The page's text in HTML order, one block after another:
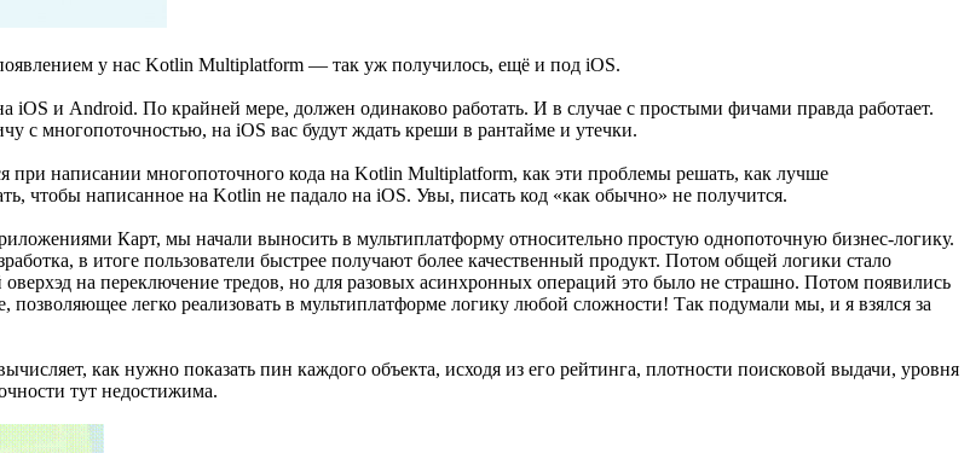
у нас Kotlin Multiplatform — так уж получилось, ещё и под iOS.
iOS и Android. По крайней мере, должен одинаково работать. И в случае с простыми фичами правда работает.
с многопоточностью, на iOS вас будут ждать креши в рантайме и утечки.
при написании многопоточного кода на Kotlin Multiplatform, как эти проблемы решать, как лучше
чтобы написанное на Kotlin не падало на iOS. Увы, писать код «как обычно» не получится.
Карт, мы начали выносить в мультиплатформу относительно простую однопоточную бизнес-логику.
в итоге пользователи быстрее получают более качественный продукт. Потом общей логики стало
на переключение тредов, но для разовых асинхронных операций это было не страшно. Потом появились
легко реализовать в мультиплатформе логику любой сложности! Так подумали мы, и я взялся за
как нужно показать пин каждого объекта, исходя из его рейтинга, плотности поисковой выдачи, уровня
тут недостижима.